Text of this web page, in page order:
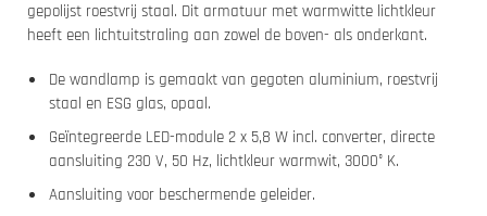
gepolijst roestvrij staal. Dit armatuur met warmwitte lichtkleur
heeft een lichtuitstraling aan zowel de boven- als onderkant.
De wandlamp is gemaakt van gegoten aluminium, roestvrij
staal en ESG glas, opaal.
Geïntegreerde LED-module 2 x 5,8 W incl. converter, directe
aansluiting 230 V, 50 Hz, lichtkleur warmwit, 3000° K.
Aansluiting voor beschermende geleider.